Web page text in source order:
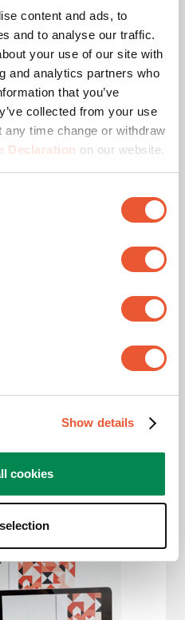
content and ads, to
and to analyse our traffic.
your use of our site with
and analytics partners who
that you’ve
collected from your use
time change or withdraw
Declaration on our website.
Show details
cookies
van je tv
en daarmee de positie